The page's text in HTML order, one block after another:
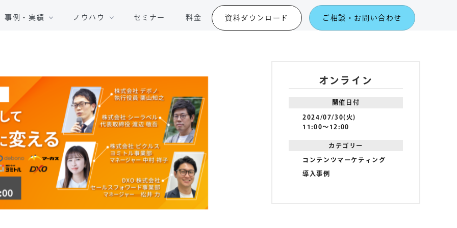
事例・実績 ノウハウ セミナー 料金 資料ダウンロード ご相談・お問い合わせ
オンライン
開催日付
2024/07/30(火)
11:00〜12:00
カテゴリー
コンテンツマーケティング
導入事例